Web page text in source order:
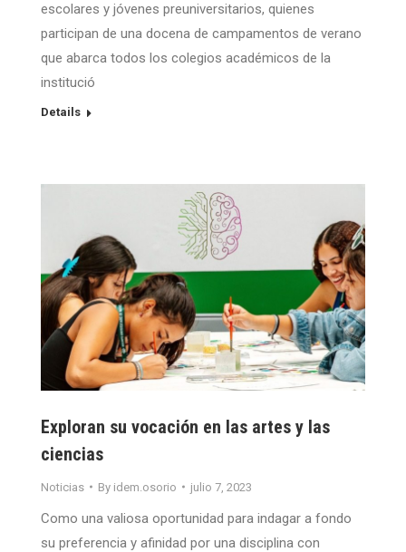
escolares y jóvenes preuniversitarios, quienes
participan de una docena de campamentos de verano
que abarca todos los colegios académicos de la
institució
Details
Exploran su vocación en las artes y las
ciencias
Noticias By idem.osorio julio 7, 2023
Como una valiosa oportunidad para indagar a fondo
su preferencia y afinidad por una disciplina con